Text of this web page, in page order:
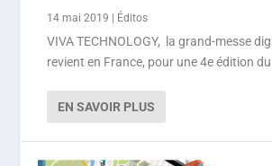
14 mai 2019 | Éditos
VIVA TECHNOLOGY, la grand-messe
revient en France, pour une 4e édition
EN SAVOIR PLUS